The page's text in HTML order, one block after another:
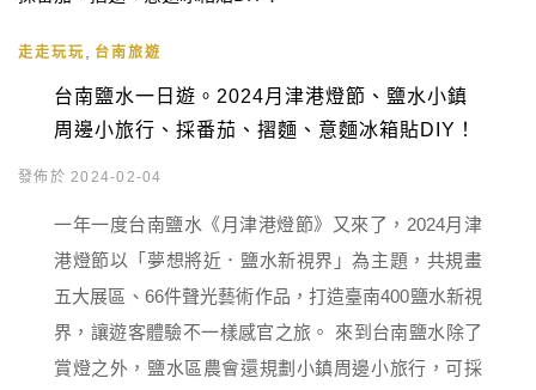
走走玩玩 台南旅遊
台南鹽水一日遊。2024月津港燈節、鹽水小鎮
周邊小旅行、採番茄、摺麵、意麵冰箱貼DIY！
發佈於 2024-02-04
一年一度台南鹽水《月津港燈節》又來了，2024月津
港燈節以「夢想將近．鹽水新視界」為主題，共規畫
五大展區、66件聲光藝術作品，打造臺南400鹽水新視
界，讓遊客體驗不一樣感官之旅。 來到台南鹽水除了
賞燈之外，鹽水區農會還規劃小鎮周邊小旅行，可採